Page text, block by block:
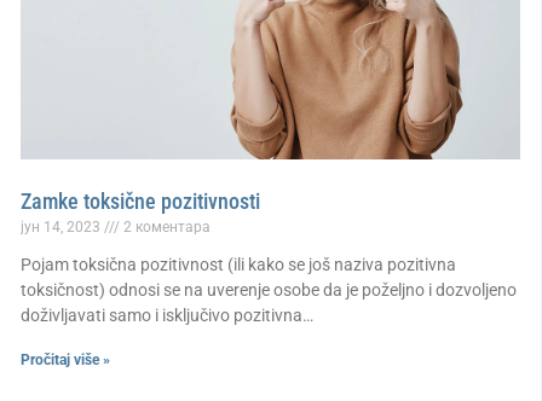
Zamke toksične pozitivnosti
јун 14, 2023 2 коментара
Pojam toksična pozitivnost (ili kako se još naziva pozitivna
toksičnost) odnosi se na uverenje osobe da je poželjno i dozvoljeno
doživljavati samo i isključivo pozitivna…
Pročitaj više »